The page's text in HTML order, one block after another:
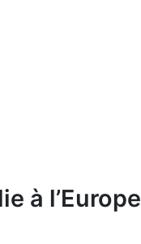
à l’Europe